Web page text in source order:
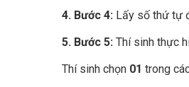
4. Bước 4: Lấy số thứ tự
5. Bước 5: Thí sinh thực
Thí sinh chọn 01 trong